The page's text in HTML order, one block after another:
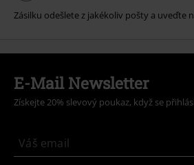
Zásilku odešlete z jakékoliv pošty a uveďte
E-Mail Newsletter
Získejte 20% slevový poukaz, když se